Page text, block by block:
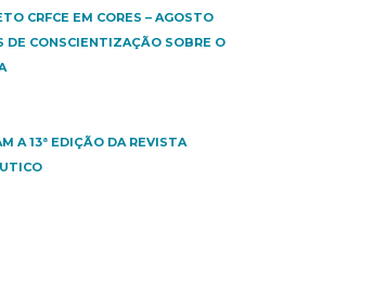
CRFCE EM CORES – AGOSTO
DE CONSCIENTIZAÇÃO SOBRE O
A 13ª EDIÇÃO DA REVISTA